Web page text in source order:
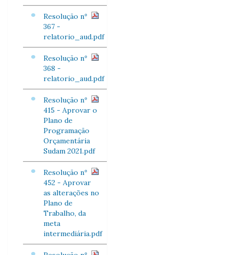
Resolução nº
367 -
relatorio_aud.pdf
Resolução nº
368 -
relatorio_aud.pdf
Resolução nº
415 - Aprovar o
Plano de
Programação
Orçamentária
Sudam 2021.pdf
Resolução nº
452 - Aprovar
as alterações no
Plano de
Trabalho, da
meta
intermediária.pdf